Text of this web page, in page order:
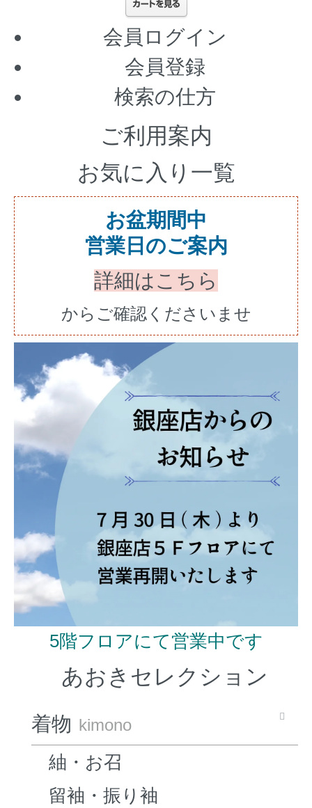
会員ログイン
会員登録
検索の仕方
ご利用案内
お気に入り一覧
お盆期間中
営業日のご案内
詳細はこちら
からご確認くださいませ
5階フロアにて営業中です
あおきセレクション
着物 kimono
紬・お召
留袖・振り袖